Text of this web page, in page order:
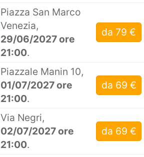
Piazza San Marco
Venezia,
29/06/2027 ore
21:00.
da 79 €
Piazzale Manin 10,
01/07/2027 ore
21:00.
da 69 €
Via Negri,
02/07/2027 ore
21:00.
da 69 €